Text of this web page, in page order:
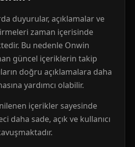
duyurular, açıklamalar ve
zaman içerisinde
Bu nedenle Onwin
güncel içeriklerin takip
doğru açıklamalara daha
yardımcı olabilir.
içerikler sayesinde
daha sade, açık ve kullanıcı